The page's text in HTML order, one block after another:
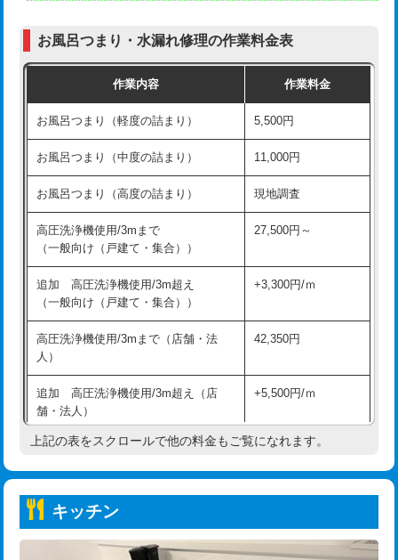
交換・取付（普通便座） 11,000円+材料費
交換・取付（温水洗浄便座） 16,500円+材料費
交換・取付(単水栓（壁付・デッキ
式）)
13,200円+材料費
交換・取付(混合水栓（壁付・デッキ
式・ワンホール）)
16,500円+材料費
交換・取付(排水栓・排水トラップ
（P/S/ポップアップ））
22,000円+材料費
交換・取付（その他部品） 11,000円+材料費
持込商品取付（単水栓） 13,200円
持込商品取付（混合水栓）
持込商品取付（浄水器・分岐水栓） 16,500円
持込商品取付（温水洗浄便座） 22,000円
持込商品取付（普通便座⇔温水洗浄便
22,000円
給水管工事※（ホール加工)
お風呂つまり・水漏れ修理の作業料金表
作業内容 作業料金
お風呂つまり（軽度の詰まり） 5,500円
お風呂つまり（中度の詰まり） 11,000円
お風呂つまり（高度の詰まり） 現地調査
高圧洗浄機使用/3mまで
（一般向け（戸建て・集合））
27,500円～
追加 高圧洗浄機使用/3m超え
（一般向け（戸建て・集合））
+3,300円/ｍ
高圧洗浄機使用/3mまで（店舗・法
人）
42,350円
追加 高圧洗浄機使用/3m超え（店
舗・法人）
+5,500円/ｍ
高度高圧洗浄換 現地調査
トーラー機使用/3mまで
追加トーラー機使用/3m超え +3,300円
上記の表をスクロールで他の料金もご覧になれます。
キッチン